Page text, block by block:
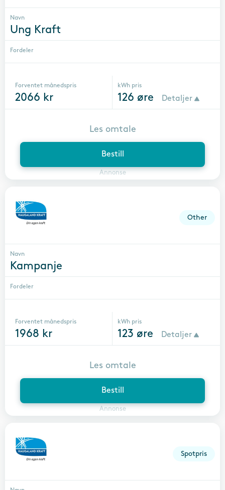
Navn
Ung Kraft
Fordeler
Forventet månedspris
2066 kr
kWh pris
126 øre Detaljer
Bestill
Annonse
Les omtale
Other
Navn
Kampanje
Fordeler
Forventet månedspris
1968 kr
kWh pris
123 øre Detaljer
Bestill
Annonse
Les omtale
Spotpris